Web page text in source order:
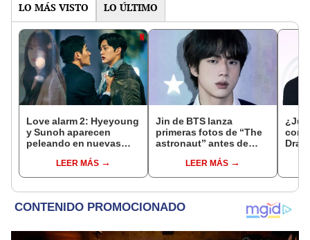
LO MÁS VISTO LO ÚLTIMO
Love alarm 2: Hyeyoung
y Sunoh aparecen
peleando en nuevas
LEER MÁS
Jin de BTS lanza
primeras fotos de “The
astronaut” antes de
LEER MÁS
con